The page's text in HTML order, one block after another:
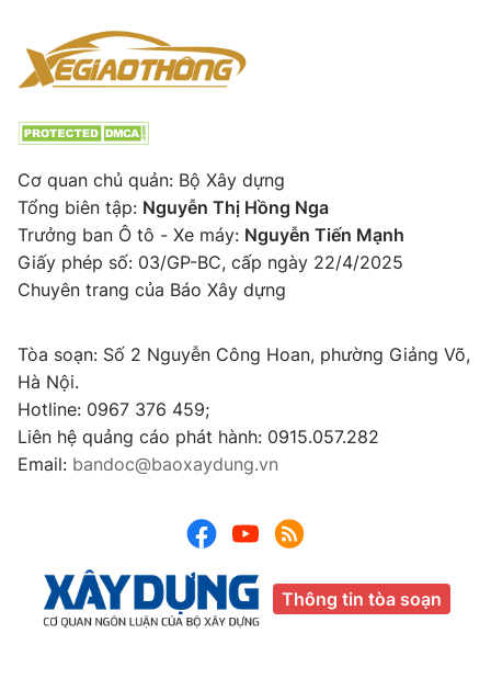
Cơ quan chủ quản: Bộ Xây dựng
Tổng biên tập: Nguyễn Thị Hồng Nga
Trưởng ban Ô tô - Xe máy: Nguyễn Tiến Mạnh
Giấy phép số: 03/GP-BC, cấp ngày 22/4/2025
Chuyên trang của Báo Xây dựng
Tòa soạn: Số 2 Nguyễn Công Hoan, phường Giảng Võ,
Hà Nội.
Hotline: 0967 376 459;
Liên hệ quảng cáo phát hành: 0915.057.282
Email: bandoc@baoxaydung.vn
Thông tin tòa soạn